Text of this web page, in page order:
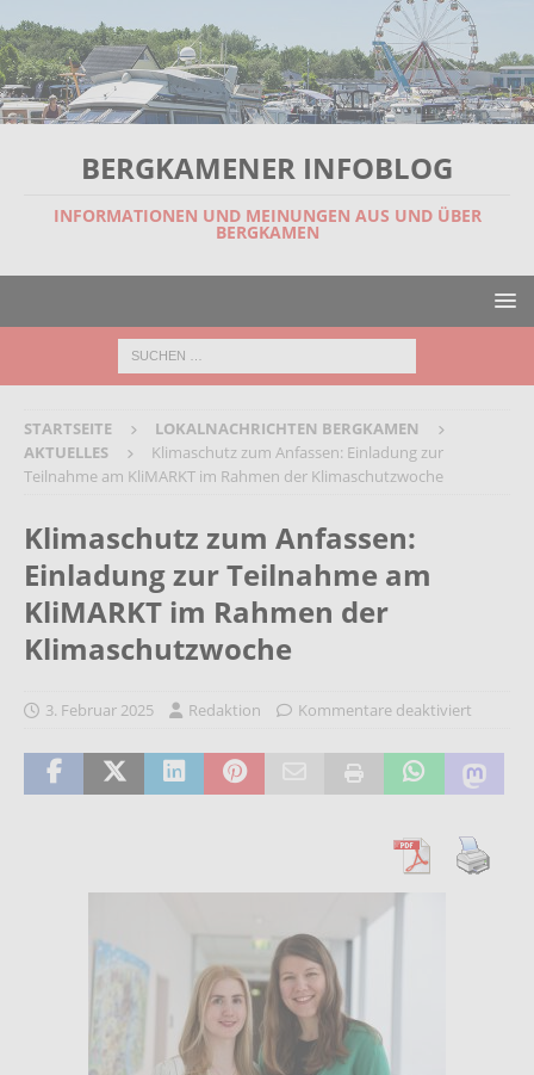
BERGKAMENER INFOBLOG
INFORMATIONEN UND MEINUNGEN AUS UND ÜBER
BERGKAMEN
STARTSEITE
LOKALNACHRICHTEN BERGKAMEN
AKTUELLES
Klimaschutz zum Anfassen: Einladung zur
Teilnahme am KliMARKT im Rahmen der Klimaschutzwoche
Klimaschutz zum Anfassen:
Einladung zur Teilnahme am
KliMARKT im Rahmen der
Klimaschutzwoche
3. Februar 2025 Redaktion Kommentare deaktiviert